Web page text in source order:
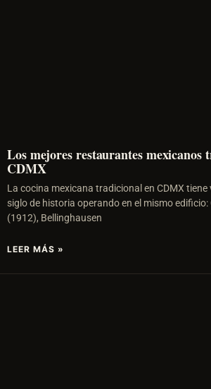
Los mejores restaurantes mexicanos
CDMX
La cocina mexicana tradicional en CDMX tiene
siglo de historia operando en el mismo edificio:
(1912), Bellinghausen
LEER MÁS »